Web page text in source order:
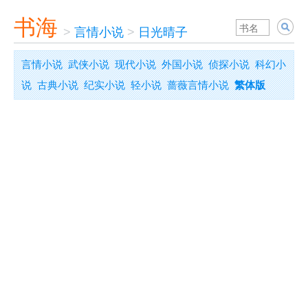
书海 > 言情小说 > 日光晴子
言情小说 武侠小说 现代小说 外国小说 侦探小说 科幻小
说 古典小说 纪实小说 轻小说 蔷薇言情小说 繁体版